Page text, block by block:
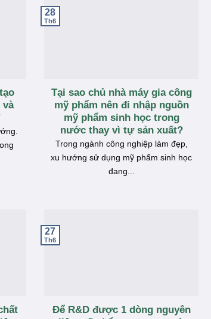
và
Tại sao chủ nhà máy gia công
mỹ phẩm nên đi nhập nguồn
mỹ phẩm sinh học trong
nước thay vì tự sản xuất?
Trong ngành công nghiệp làm đẹp,
xu hướng sử dụng mỹ phẩm sinh học
đang...
28
Th6
Để R&D được 1 dòng nguyên
27
Th6